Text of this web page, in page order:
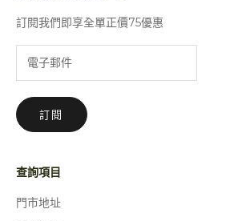
訂閱我們即享全單正價75優惠
訂閱
查詢項目
門市地址